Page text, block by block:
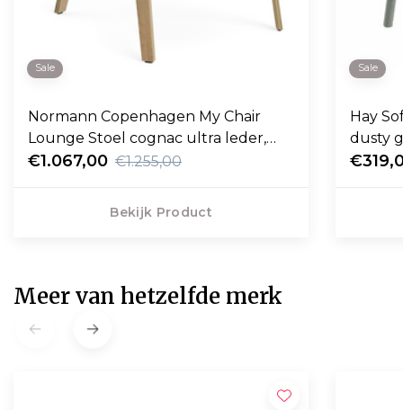
Sale
Normann Copenhagen My Chair
Lounge Stoel cognac ultra leder,
eiken
€1.067,00 €1.255,00
Bekijk Product
Sale
Hay
dusty
Meer van hetzelfde merk